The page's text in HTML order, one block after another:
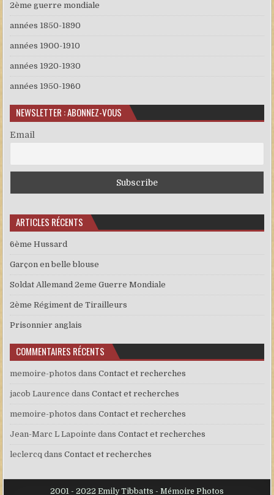
2ème guerre mondiale
années 1850-1890
années 1900-1910
années 1920-1930
années 1950-1960
NEWSLETTER : ABONNEZ-VOUS
Email
ARTICLES RÉCENTS
6ème Hussard
Garçon en belle blouse
Soldat Allemand 2eme Guerre Mondiale
2ème Régiment de Tirailleurs
Prisonnier anglais
COMMENTAIRES RÉCENTS
memoire-photos dansContact et recherches
jacob Laurence dansContact et recherches
memoire-photos dansContact et recherches
Jean-Marc L Lapointe dansContact et recherches
leclercq dansContact et recherches
2001 - 2022 Emily Tibbatts - Mémoire Photos